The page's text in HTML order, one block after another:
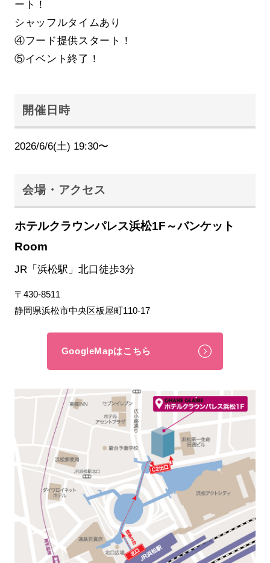
ート！
シャッフルタイムあり
④フード提供スタート！
⑤イベント終了！
開催日時
2026/6/6(土) 19:30〜
会場・アクセス
ホテルクラウンパレス浜松1F～バンケット
Room
JR「浜松駅」北口徒歩3分
〒430-8511
静岡県浜松市中央区板屋町110-17
GoogleMapはこちら